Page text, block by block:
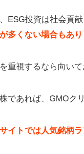
ESG投資は社会貢
多くない場合もあ
重視するなら向いて
であれば、GMOク
イトでは人気銘柄